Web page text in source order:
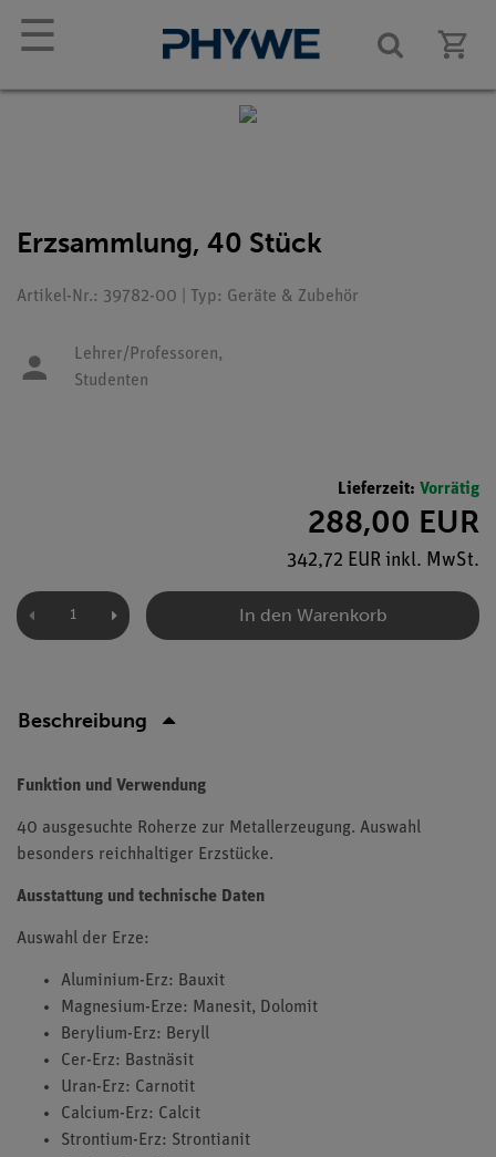
☰
Erzsammlung, 40 Stück
Artikel-Nr.: 39782-00 | Typ: Geräte & Zubehör
Lehrer/Professoren,
Studenten
Lieferzeit: Vorrätig
288,00 EUR
342,72 EUR inkl. MwSt.
In den Warenkorb
Beschreibung
Funktion und Verwendung
40 ausgesuchte Roherze zur Metallerzeugung. Auswahl
besonders reichhaltiger Erzstücke.
Ausstattung und technische Daten
Auswahl der Erze:
Aluminium-Erz: Bauxit
Magnesium-Erze: Manesit, Dolomit
Berylium-Erz: Beryll
Cer-Erz: Bastnäsit
Uran-Erz: Carnotit
Calcium-Erz: Calcit
Strontium-Erz: Strontianit